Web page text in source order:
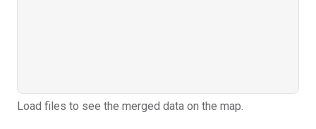
Load files to see the merged data on the map.